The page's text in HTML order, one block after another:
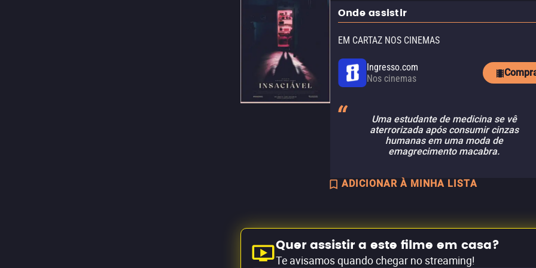
Onde assistir
EM CARTAZ NOS CINEMAS
Ingresso.com
Nos cinemas
Uma estudante de medicina se vê
aterrorizada após consumir cinzas
humanas em uma moda de
emagrecimento macabra.
ADICIONAR À MINHA LISTA
Quer assistir a este filme em casa?
Te avisamos quando chegar no streaming!